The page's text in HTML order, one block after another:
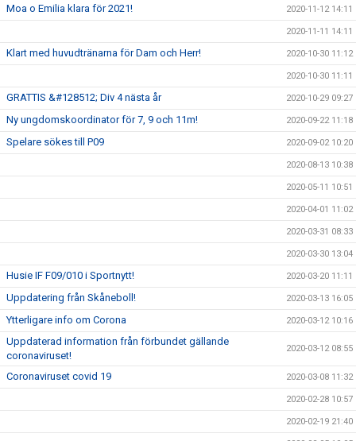
Moa o Emilia klara för 2021! 2020-11-12 14:11
2020-11-11 14:11
Klart med huvudtränarna för Dam och Herr! 2020-10-30 11:12
2020-10-30 11:11
GRATTIS &#128512; Div 4 nästa år 2020-10-29 09:27
Ny ungdomskoordinator för 7, 9 och 11m! 2020-09-22 11:18
Spelare sökes till P09 2020-09-02 10:20
2020-08-13 10:38
2020-05-11 10:51
2020-04-01 11:02
2020-03-31 08:33
2020-03-30 13:04
Husie IF F09/010 i Sportnytt! 2020-03-20 11:11
Uppdatering från Skåneboll! 2020-03-13 16:05
Ytterligare info om Corona 2020-03-12 10:16
Uppdaterad information från förbundet gällande
coronaviruset!
2020-03-12 08:55
Coronaviruset covid 19 2020-03-08 11:32
2020-02-28 10:57
2020-02-19 21:40